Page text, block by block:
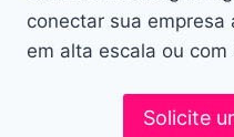
conectar sua
em alta escala ou com
Solicite